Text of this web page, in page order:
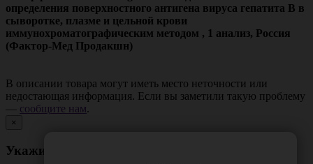
определения поверхностного антигена вируса гепатита В в
сыворотке, плазме и цельной крови
иммунохроматографическим методом , 1 анализ, Россия
(Фактор-Мед Продакшн)
В описании товара могут иметь место неточности или
недостающая информация. Если вы заметили такую проблему
— сообщите нам.
×
Укажите неточность в описании товара